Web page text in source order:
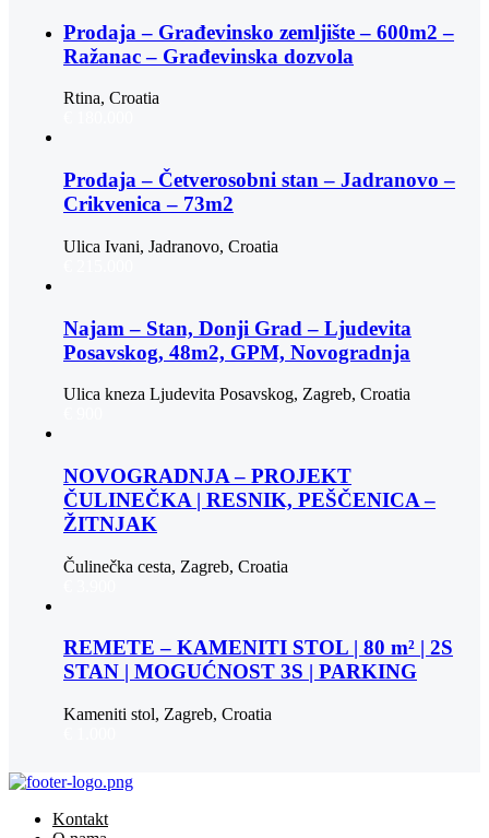
Prodaja – Građevinsko zemljište – 600m2 –
Ražanac – Građevinska dozvola
Rtina, Croatia
Prodaja – Četverosobni stan – Jadranovo –
Crikvenica – 73m2
Ulica Ivani, Jadranovo, Croatia
Najam – Stan, Donji Grad – Ljudevita
Posavskog, 48m2, GPM, Novogradnja
Ulica kneza Ljudevita Posavskog, Zagreb, Croatia
NOVOGRADNJA – PROJEKT
ČULINEČKA | RESNIK, PEŠČENICA –
ŽITNJAK
Čulinečka cesta, Zagreb, Croatia
REMETE – KAMENITI STOL | 80 m² | 2S
STAN | MOGUĆNOST 3S | PARKING
Kameniti stol, Zagreb, Croatia
Kontakt